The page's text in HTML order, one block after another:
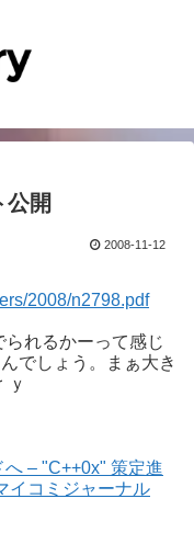
開
2008-11-12
2008/n2798.pdf
れるかーって感じ
でしょう。まぁ大き
ｙ
– "C++0x" 策定進
イコミジャーナル